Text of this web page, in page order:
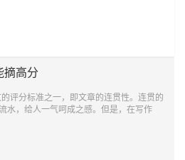
摘高分
分标准之一，即文章的连贯性。连贯的
水，给人一气呵成之感。但是，在写作